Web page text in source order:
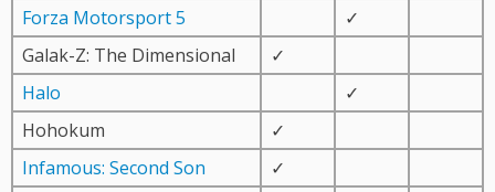
Forza Motorsport 5
✓
Galak-Z: The Dimensional
✓
Halo
✓
Hohokum
✓
Infamous: Second Son
✓